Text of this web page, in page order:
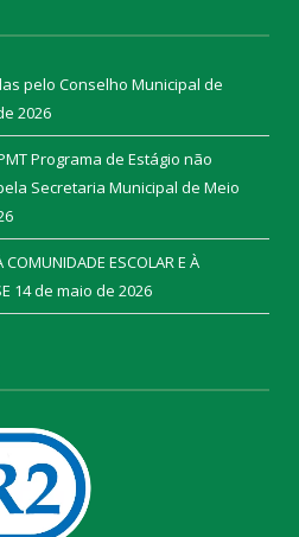
pelo Conselho Municipal de
2026
Programa de Estágio não
Secretaria Municipal de Meio
COMUNIDADE ESCOLAR E À
14 de maio de 2026